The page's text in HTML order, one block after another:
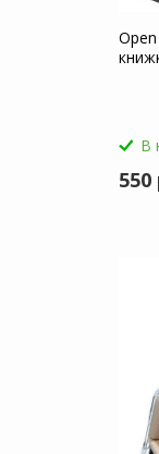
В
550